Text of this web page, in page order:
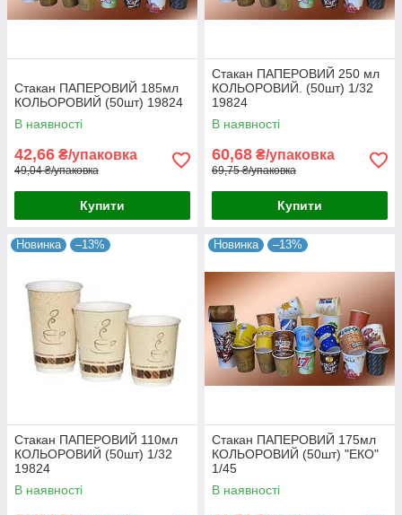
Стакан ПАПЕРОВИЙ 185мл
КОЛЬОРОВИЙ (50шт) 19824
В наявності
42,66 ₴/упаковка
49,04 ₴/упаковка
Купити
Стакан ПАПЕРОВИЙ 250 мл
КОЛЬОРОВИЙ. (50шт) 1/32
19824
В наявності
60,68 ₴/упаковка
69,75 ₴/упаковка
Купити
Новинка –13%
Стакан ПАПЕРОВИЙ 110мл
КОЛЬОРОВИЙ (50шт) 1/32
19824
В наявності
Новинка –13%
Стакан ПАПЕРОВИЙ 175мл
КОЛЬОРОВИЙ (50шт) "ЕКО"
1/45
В наявності